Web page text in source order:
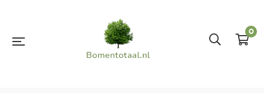
0